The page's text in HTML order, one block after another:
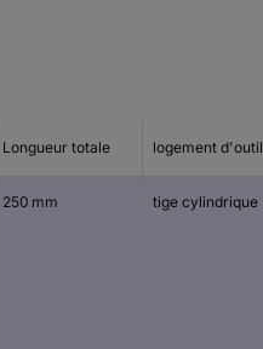
Longueur totale logement d'outil
250 mm tige cylindrique